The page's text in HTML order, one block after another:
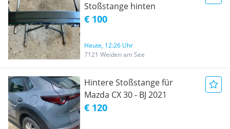
Stoßstange hinten
€ 100
Heute, 12:26 Uhr
7121 Weiden am See
Hintere Stoßstange für
Mazda CX 30 - BJ 2021
€ 120